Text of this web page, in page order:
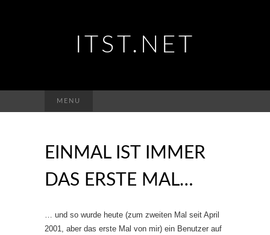
ITST.NET
MENU
nach:
EINMAL IST IMMER
DAS ERSTE MAL…
… und so wurde heute (zum zweiten Mal seit April
2001, aber das erste Mal von mir) ein Benutzer auf